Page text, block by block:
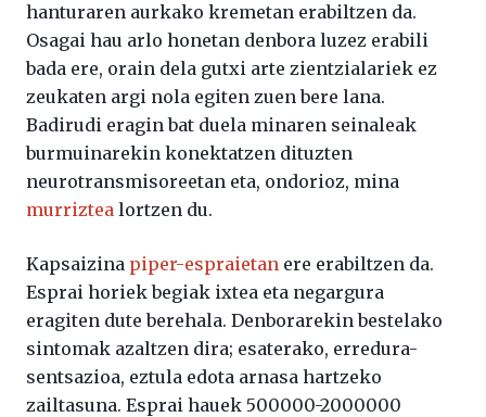
hanturaren aurkako kremetan erabiltzen da.
Osagai hau arlo honetan denbora luzez erabili
bada ere, orain dela gutxi arte zientzialariek ez
zeukaten argi nola egiten zuen bere lana.
Badirudi eragin bat duela minaren seinaleak
burmuinarekin konektatzen dituzten
neurotransmisoreetan eta, ondorioz, mina
murriztea lortzen du.
Kapsaizina piper-espraietan ere erabiltzen da.
Esprai horiek begiak ixtea eta negargura
eragiten dute berehala. Denborarekin bestelako
sintomak azaltzen dira; esaterako, erredura-
sentsazioa, eztula edota arnasa hartzeko
zailtasuna. Esprai hauek 500000-2000000